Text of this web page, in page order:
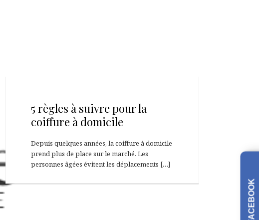
5 règles à suivre pour la
coiffure à domicile
Depuis quelques années, la coiffure à domicile
prend plus de place sur le marché. Les
personnes âgées évitent les déplacements […]
FACEBOOK